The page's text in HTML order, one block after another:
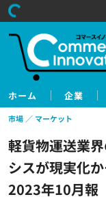
ホーム 企業
軽貨物運送業
シスが現実化
2023年10月報
市場 マーケット